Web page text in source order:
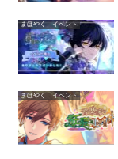
まほやく イベント
まほやく イベント